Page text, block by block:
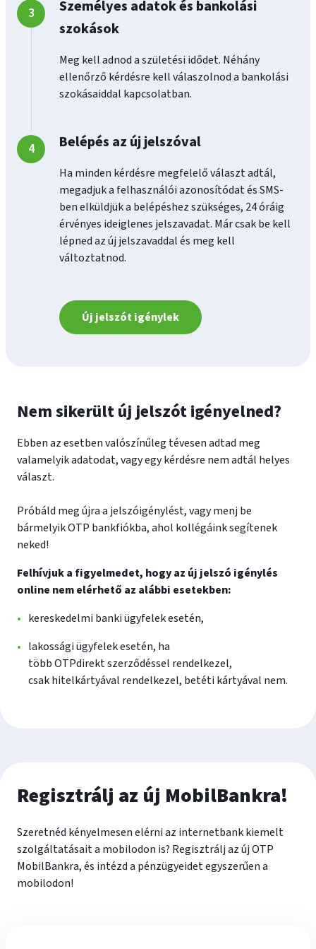
Személyes adatok és bankolási
szokások
Meg kell adnod a születési idődet. Néhány
ellenőrző kérdésre kell válaszolnod a bankolási
szokásaiddal kapcsolatban.
Belépés az új jelszóval
Ha minden kérdésre megfelelő választ adtál,
megadjuk a felhasználói azonosítódat és SMS-
ben elküldjük a belépéshez szükséges, 24 óráig
érvényes ideiglenes jelszavadat. Már csak be kell
lépned az új jelszavaddal és meg kell
változtatnod.
Új jelszót igénylek
Nem sikerült új jelszót igényelned?
Ebben az esetben valószínűleg tévesen adtad meg
valamelyik adatodat, vagy egy kérdésre nem adtál helyes
választ.
Próbáld meg újra a jelszóigénylést, vagy menj be
bármelyik OTP bankfiókba, ahol kollégáink segítenek
neked!
Felhívjuk a figyelmedet, hogy az új jelszó igénylés
online nem elérhető az alábbi esetekben:
kereskedelmi banki ügyfelek esetén,
lakossági ügyfelek esetén, ha
több OTPdirekt szerződéssel rendelkezel,
csak hitelkártyával rendelkezel, betéti kártyával nem.
Regisztrálj az új MobilBankra!
Szeretnéd kényelmesen elérni az internetbank kiemelt
szolgáltatásait a mobilodon is? Regisztrálj az új OTP
MobilBankra, és intézd a pénzügyeidet egyszerűen a
mobilodon!